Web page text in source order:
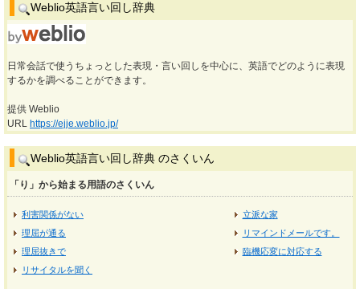
Weblio英語言い回し辞典
日常会話で使うちょっとした表現・言い回しを中心に、英語でどのように表現
するかを調べることができます。
提供 Weblio
URL https://ejje.weblio.jp/
Weblio英語言い回し辞典 のさくいん
「り」から始まる用語のさくいん
利害関係がない
理屈が通る
理屈抜きで
リサイタルを聞く
立派な家
リマインドメールです。
臨機応変に対応する